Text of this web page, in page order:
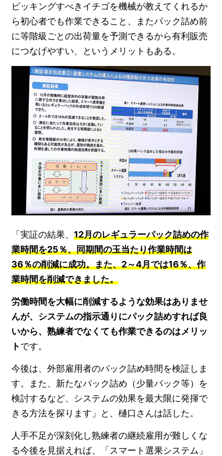
ピッキングすべきイチゴを機械が教えてくれるか
ら初心者でも作業できること、またパック詰め前
に等階級ごとの出荷量を予測できるから有利販売
につなげやすい、というメリットもある。
「実証の結果、12月のレギュラーパック詰めの作
業時間を25％、同期間の玉当たり作業時間は
36％の削減に成功。また、2～4月では16％、作
業時間を削減できました。
労働時間を大幅に削減するような効果はありませ
んが、システムの指示通りにパック詰めすれば良
いから、熟練者でなくても作業できるのはメリッ
トです。
今後は、外部雇用者のパック詰め時間を検証しま
す。また、新たなパック詰め（少量パック等）を
検討するなど、システムの効果を最大限に発揮で
きる方法を探ります」と、樋口さんは話した。
人手不足が深刻化し熟練者の継続雇用が難しくな
る今後を見据えれば、「スマート選果システム」